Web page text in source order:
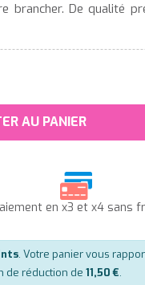
De qualité
AU PANIER
en x3 et x4 sans
. Votre panier vous
de réduction de 11,50 €.